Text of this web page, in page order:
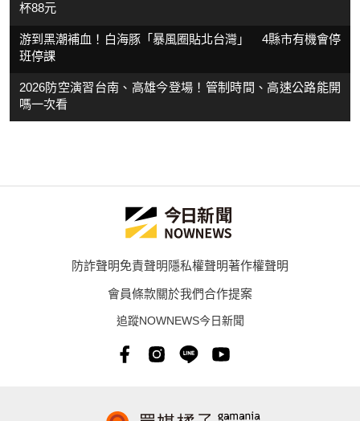
杯88元
游到黑潮補血！白海豚「暴風圈貼北台灣」 4縣市有機會停
班停課
2026防空演習台南、高雄今登場！管制時間、高速公路能開
嗎一次看
防詐聲明免責聲明隱私權聲明著作權聲明
會員條款關於我們合作提案
追蹤NOWNEWS今日新聞